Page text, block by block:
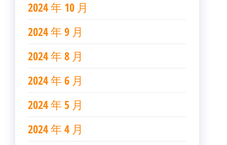
2024 年 10 月
2024 年 9 月
2024 年 8 月
2024 年 6 月
2024 年 5 月
2024 年 4 月